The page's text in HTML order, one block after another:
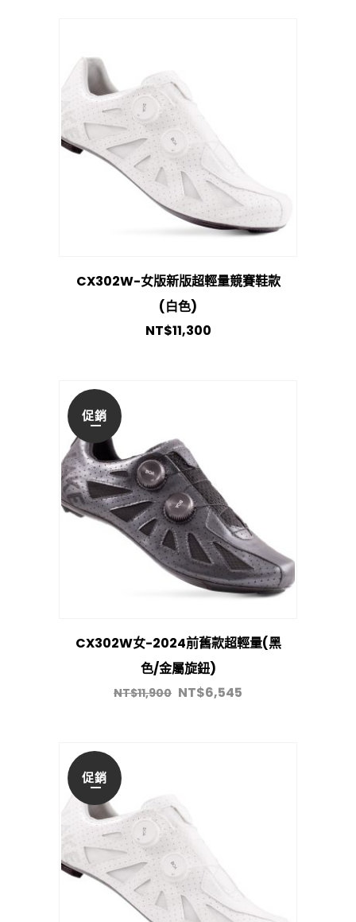
CX302W-女版新版超輕量競賽鞋款
(白色)
NT$11,300
促銷
CX302W女-2024前舊款超輕量(黑
色/金屬旋鈕)
NT$11,900 NT$6,545
促銷